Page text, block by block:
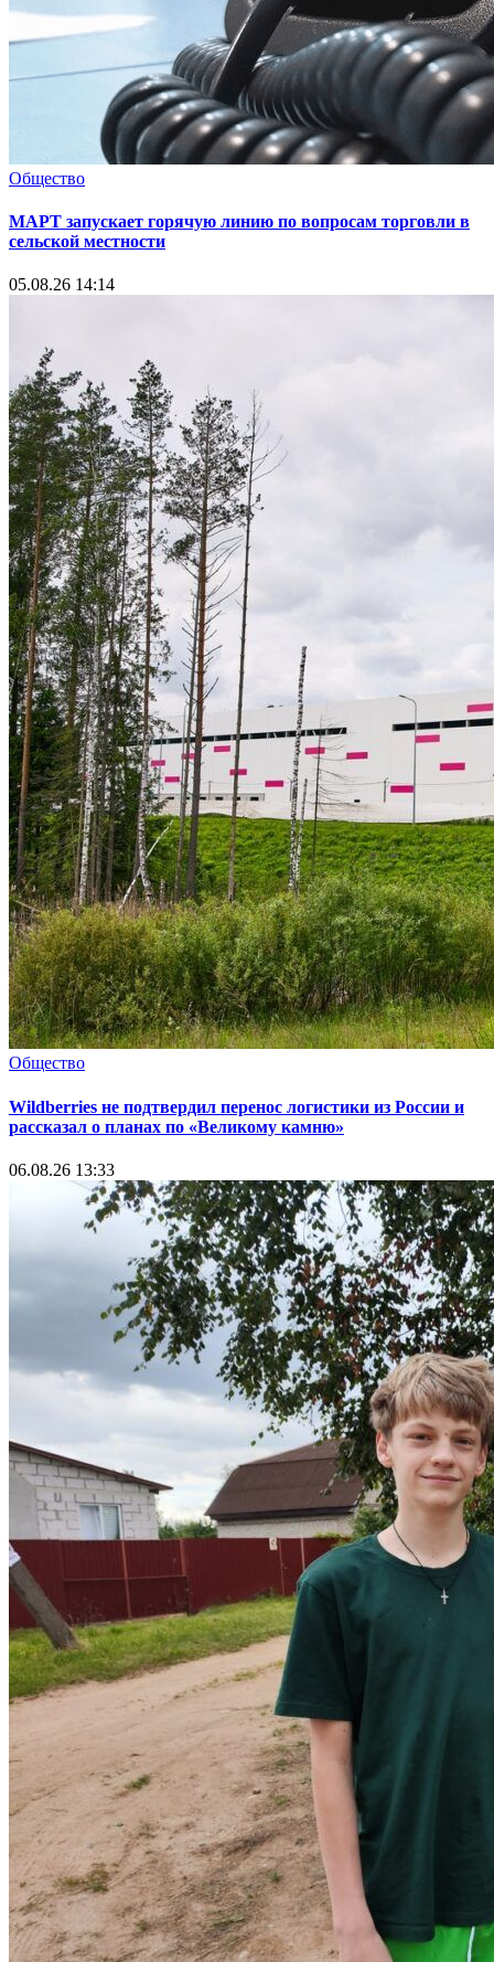
Общество
МАРТ запускает горячую линию по вопросам торговли в
сельской местности
05.08.26 14:14
Общество
Wildberries не подтвердил перенос логистики из России и
рассказал о планах по «Великому камню»
06.08.26 13:33